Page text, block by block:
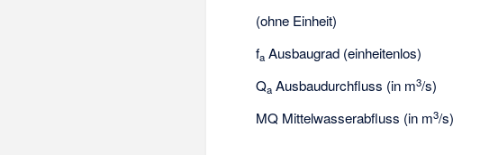
(ohne Einheit)
faAusbaugrad (einheitenlos)
QaAusbaudurchfluss (in m3/s)
MQ Mittelwasserabfluss (in m3/s)